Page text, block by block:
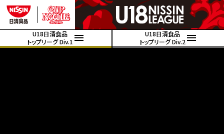
U18日清食品
トップリーグ Div.1
U18日清食品
トップリーグ Div.2